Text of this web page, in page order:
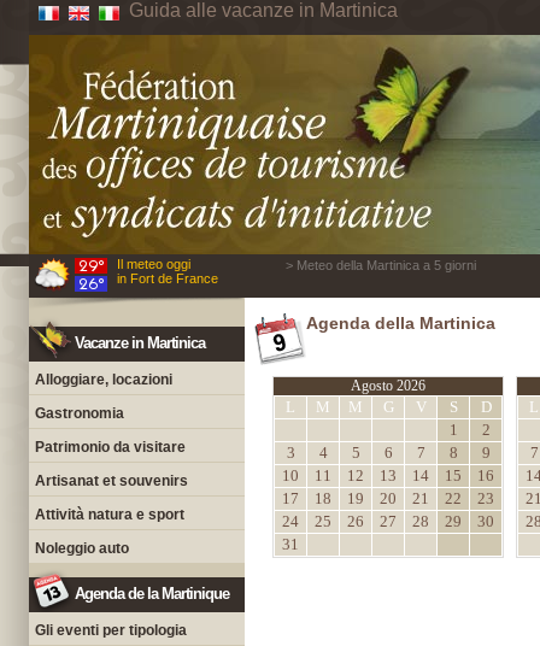
Guida alle vacanze in Martinica
Il meteo oggi
in Fort de France
> Meteo della Martinica a 5 giorni
Vacanze in Martinica
Alloggiare, locazioni
Gastronomia
Patrimonio da visitare
Artisanat et souvenirs
Attività natura e sport
Noleggio auto
Agenda de la Martinique
Gli eventi per tipologia
Agenda della Martinica
Agosto 2026
L M M G V S
D
1
2
3
4 5 6 7 8
9
10
11 12 13 14 15
16
17
18 19 20 21 22
23
24
25 26 27 28 29
30
31
L
7